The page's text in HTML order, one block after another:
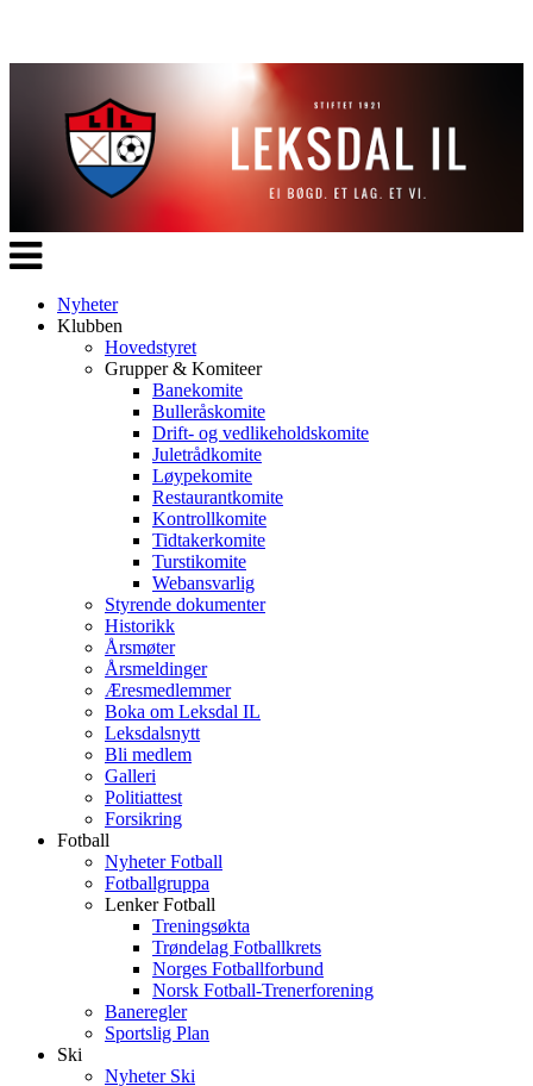
Veksle
navigasjon
Nyheter
Klubben
Hovedstyret
Grupper & Komiteer
Banekomite
Bulleråskomite
Drift- og vedlikeholdskomite
Juletrådkomite
Løypekomite
Restaurantkomite
Kontrollkomite
Tidtakerkomite
Turstikomite
Webansvarlig
Styrende dokumenter
Historikk
Årsmøter
Årsmeldinger
Æresmedlemmer
Boka om Leksdal IL
Leksdalsnytt
Bli medlem
Galleri
Politiattest
Forsikring
Fotball
Nyheter Fotball
Fotballgruppa
Lenker Fotball
Treningsøkta
Trøndelag Fotballkrets
Norges Fotballforbund
Norsk Fotball-Trenerforening
Baneregler
Sportslig Plan
Ski
Nyheter Ski